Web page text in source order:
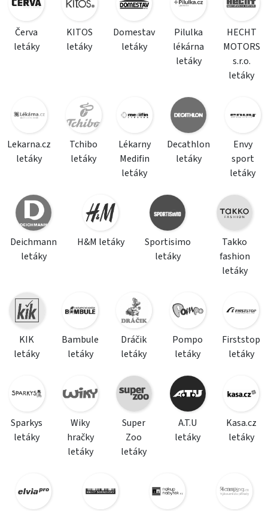
Červa
letáky
KITOS
letáky
Domestav
letáky
Pilulka
lékárna
letáky
HECHT
MOTORS
s.r.o.
letáky
Lekarna.cz
letáky
Tchibo
letáky
Lékarny
Medifin
letáky
Decathlon
letáky
Envy
sport
letáky
Deichmann
letáky
H&M letáky
Sportisimo
letáky
Takko
fashion
letáky
KIK
letáky
Bambule
letáky
Dráčik
letáky
Pompo
letáky
Firststop
letáky
Sparkys
letáky
Wiky
hračky
letáky
Super
Zoo
letáky
A.T.U
letáky
Kasa.cz
letáky